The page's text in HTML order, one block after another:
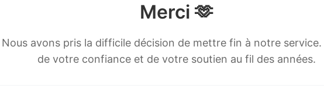
Merci 🫶
Nous avons pris la difficile décision de mettre fin à notre service.
de votre confiance et de votre soutien au fil des années.